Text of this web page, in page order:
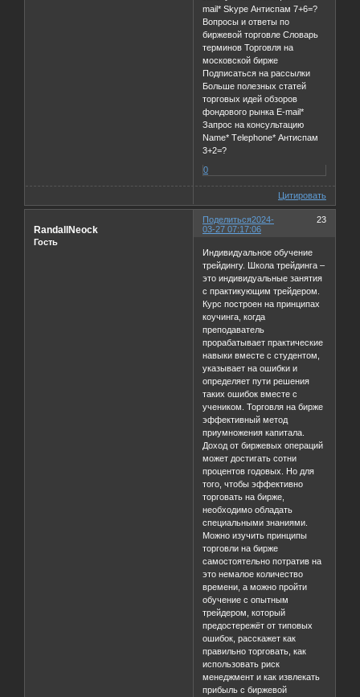
mail* Skype Антиспам 7+6=?
Вопросы и ответы по
биржевой торговле Словарь
терминов Торговля на
московской бирже
Подписаться на рассылки
Больше полезных статей
торговых идей обзоров
фондового рынка E-mail*
Запрос на консультацию
Name* Тelephone* Антиспам
3+2=?
0
Цитировать
Поделиться 23
2024-
03-27 07:17:06
RandallNeock
Гость
Индивидуальное обучение
трейдингу. Школа трейдинга –
это индивидуальные занятия
с практикующим трейдером.
Курс построен на принципах
коучинга, когда
преподаватель
прорабатывает практические
навыки вместе с студентом,
указывает на ошибки и
определяет пути решения
таких ошибок вместе с
учеником. Торговля на бирже
эффективный метод
приумножения капитала.
Доход от биржевых операций
может достигать сотни
процентов годовых. Но для
того, чтобы эффективно
торговать на бирже,
необходимо обладать
специальными знаниями.
Можно изучить принципы
торговли на бирже
самостоятельно потратив на
это немалое количество
времени, а можно пройти
обучение с опытным
трейдером, который
предостережёт от типовых
ошибок, расскажет как
правильно торговать, как
использовать риск
менеджмент и как извлекать
прибыль с биржевой